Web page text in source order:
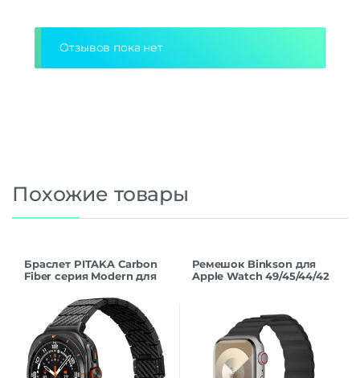
Отзывов пока нет
Похожие товары
Браслет PITAKA Carbon
Fiber серия Modern для
Ultra, Black/Grey
Ремешок Binkson для
Apple Watch 49/45/44/42